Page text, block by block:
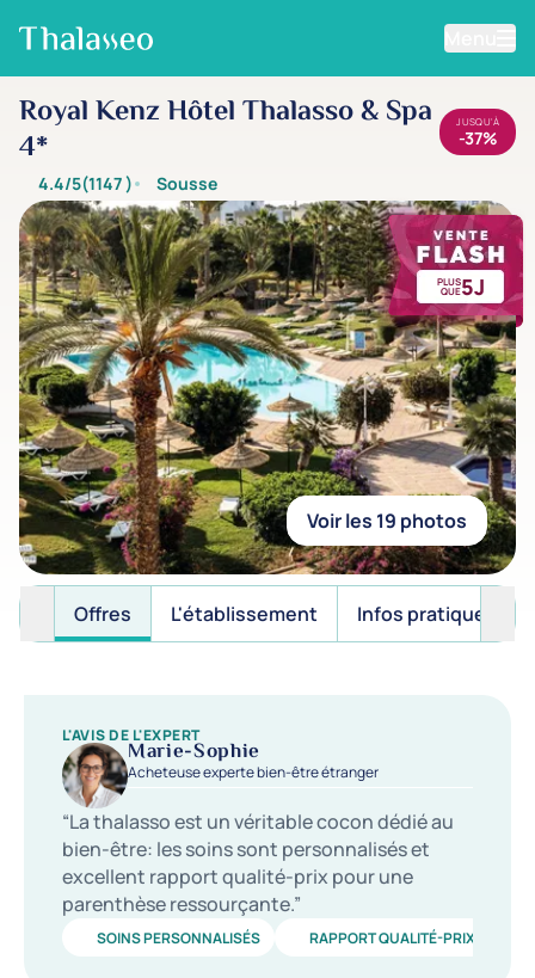
Aller au contenu principal
Royal Kenz Hôtel Thalasso & Spa
4*
JUSQU'À
-37%
4.4/5(1147) Sousse
PLUS
QUE5J
Voir les 19 photos
Offres L'établissement Infos pratiques
L'AVIS DE L'EXPERT
Marie-Sophie
Acheteuse experte bien-être étranger
“La thalasso est un véritable cocon dédié au
bien-être: les soins sont personnalisés et
excellent rapport qualité-prix pour une
parenthèse ressourçante.”
SOINS PERSONNALISÉS RAPPORT QUALITÉ-PRIX